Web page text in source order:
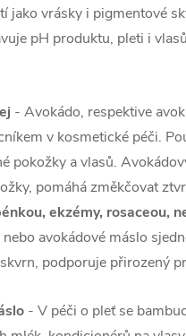
jako vrásky i pigmentové
pH produktu, pleti i
- Avokádo, respektive
v kosmetické péči.
pokožky a vlasů.
pomáhá změkčovat
ekzémy, rosaceou,
avokádové máslo
podporuje přirozený
- V péči o pleť se